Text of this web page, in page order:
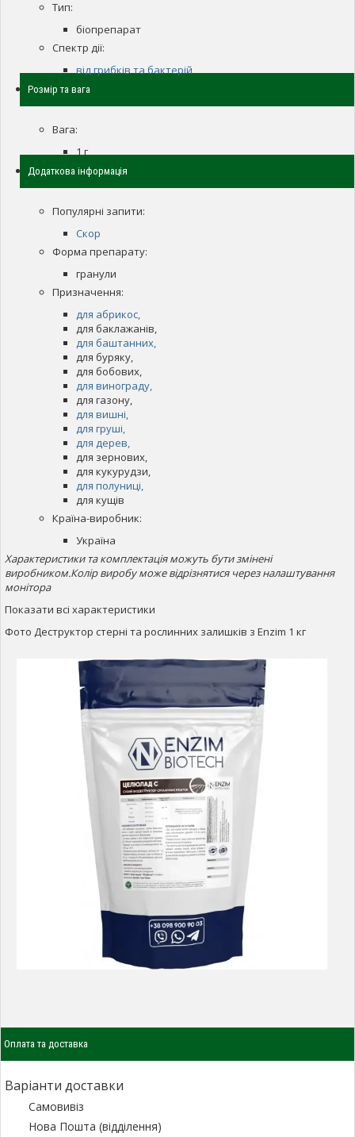
Тип:
біопрепарат
Спектр дії:
від грибків та бактерій
Розмір та вага
Вага:
1 г
Додаткова інформація
Популярні запити:
Скор
Форма препарату:
гранули
Призначення:
для абрикос,
для баклажанів,
для баштанних,
для буряку,
для бобових,
для винограду,
для газону,
для вишні,
для груші,
для дерев,
для зернових,
для кукурудзи,
для полуниці,
для кущів
Країна-виробник:
Україна
Характеристики та комплектація можуть бути змінені
виробником.Колір виробу може відрізнятися через налаштування
монітора
Показати всі характеристики
Фото Деструктор стерні та рослинних залишків з Enzim 1 кг
Оплата та доставка
Варіанти доставки
Самовивіз
Нова Пошта (відділення)